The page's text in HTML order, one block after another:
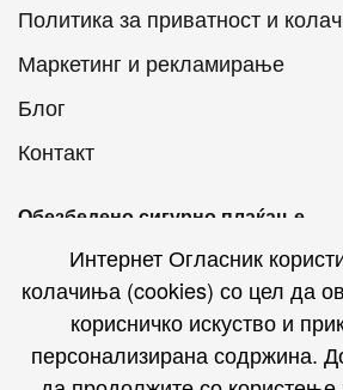
Политика за приватност и
Маркетинг и рекламирање
Блог
Контакт
Обезбедено сигурно плаќање
Интернет Огласник на
Интернет Огласник
колачиња (cookies) со цел да
корисничко искуство и
персонализирана содржина.